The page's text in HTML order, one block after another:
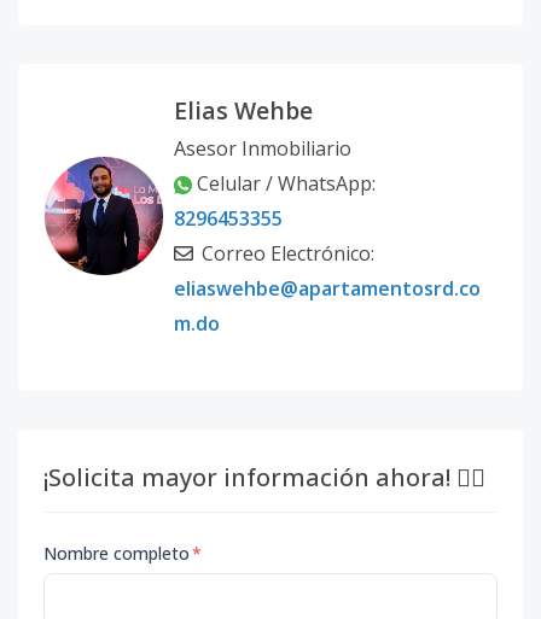
Elias Wehbe
Asesor Inmobiliario
Celular / WhatsApp:
8296453355
Correo Electrónico:
eliaswehbe@apartamentosrd.co
m.do
¡Solicita mayor información ahora! 👇🏽
Nombre completo*